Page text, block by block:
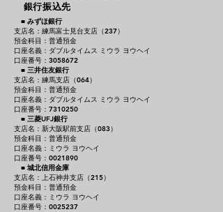
銀行振込先
■ みずほ銀行
支店名：練馬富士見台支店（237）
預金科目：普通預金
口座名義：ダブルタイムス ミウラ ヨウヘイ
口座番号：3058672
■ 三井住友銀行
支店名：練馬支店（064）
預金科目：普通預金
口座名義：ダブルタイムス ミウラ ヨウヘイ
口座番号：7310250
■ 三菱UFJ銀行
支店名：新大阪駅前支店（083）
預金科目：普通預金
口座名義：ミウラ ヨウヘイ
口座番号：0021890
■ 城北信用金庫
支店名：上石神井支店（215）
預金科目：普通預金
口座名義：ミウラ ヨウヘイ
口座番号：0025237